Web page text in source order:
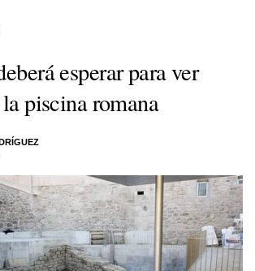
esperar para ver
piscina romana